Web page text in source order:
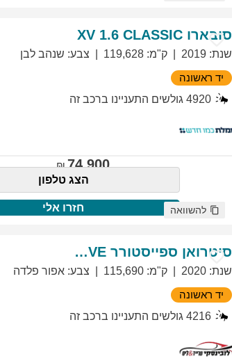
סובארו XV 1.6 CLASSIC
שנת:
2019 ק"מ:
119,628 צבע: שנהב לבן
יד ראשונה
4920 גולשים התעניינו ברכב זה
74,900
הצג טלפון
חזרו אלי להשוואה
סיטרואן ספייסטורר EXCLUSIVE
שנת:
2020 ק"מ:
115,690 צבע: אפור פלדה
יד ראשונה
4216 גולשים התעניינו ברכב זה